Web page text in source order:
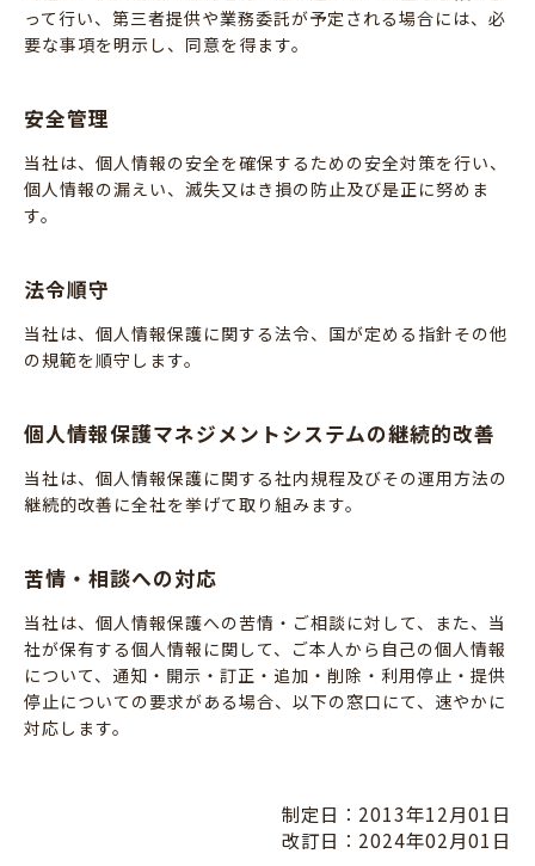
って行い、第三者提供や業務委託が予定される場合には、必
要な事項を明示し、同意を得ます。
安全管理
当社は、個人情報の安全を確保するための安全対策を行い、
個人情報の漏えい、滅失又はき損の防止及び是正に努めま
す。
法令順守
当社は、個人情報保護に関する法令、国が定める指針その他
の規範を順守します。
個人情報保護マネジメントシステムの継続的改善
当社は、個人情報保護に関する社内規程及びその運用方法の
継続的改善に全社を挙げて取り組みます。
苦情・相談への対応
当社は、個人情報保護への苦情・ご相談に対して、また、当
社が保有する個人情報に関して、ご本人から自己の個人情報
について、通知・開示・訂正・追加・削除・利用停止・提供
停止についての要求がある場合、以下の窓口にて、速やかに
対応します。
制定日：2013年12月01日
改訂日：2024年02月01日